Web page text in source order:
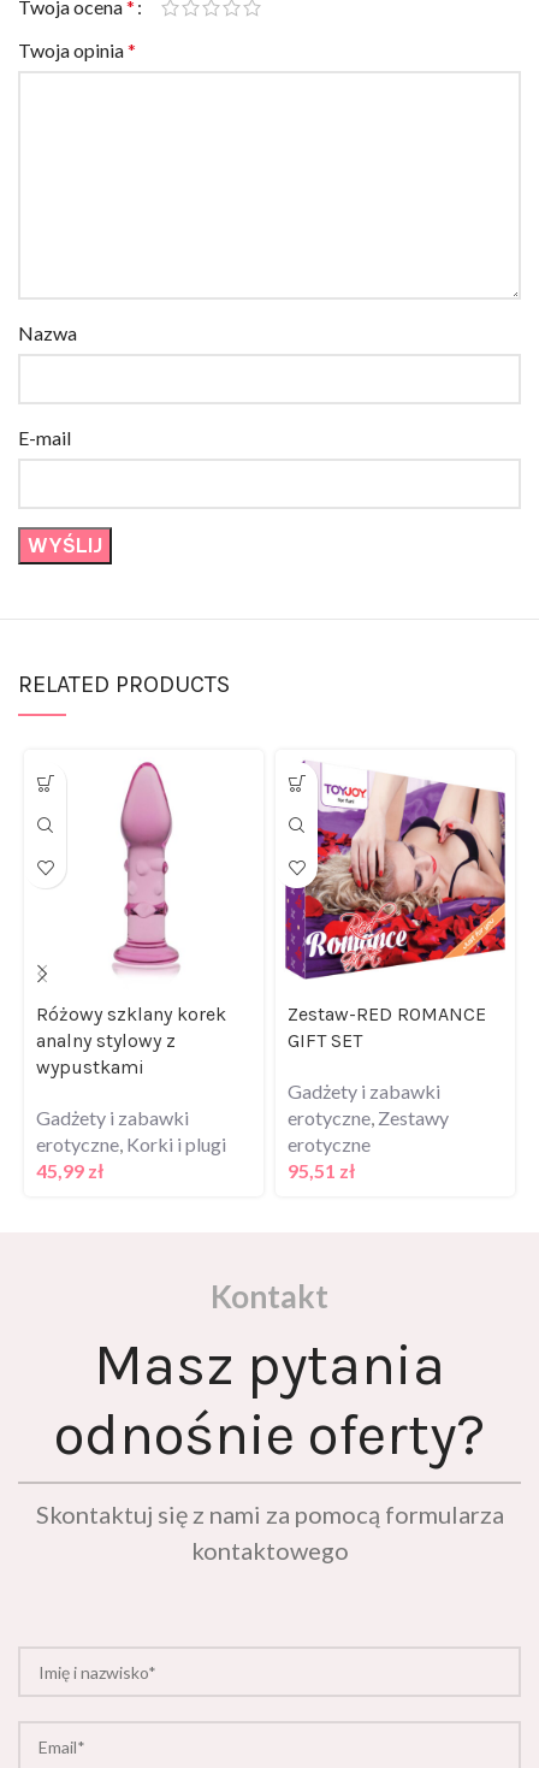
Twoja ocena*
Twoja opinia*
Nazwa
E-mail
RELATED PRODUCTS
Różowy szklany korek
analny stylowy z
wypustkami
Gadżety i zabawki
erotyczne Korki i plugi
45,99 zł
Zestaw-RED ROMANCE
GIFT SET
Gadżety i zabawki
erotyczne Zestawy
erotyczne
95,51 zł
Kontakt
Masz pytania
odnośnie oferty?
Skontaktuj się z nami za pomocą formularza
kontaktowego